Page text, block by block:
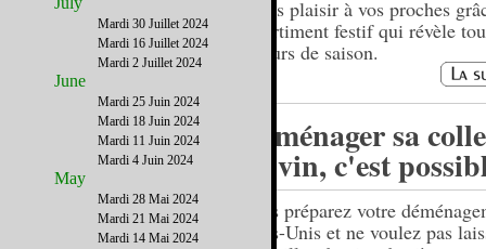
Faites plaisir à vos proches
assortiment festif qui révèle
saveurs de saison.
Déménager sa
de vin, c'est
Vous préparez votre
Etats-Unis et ne voulez pas
Mardi 30 Juillet 2024
Mardi 16 Juillet 2024
Mardi 2 Juillet 2024
June
Mardi 25 Juin 2024
Mardi 18 Juin 2024
Mardi 11 Juin 2024
Mardi 4 Juin 2024
May
Mardi 28 Mai 2024
Mardi 21 Mai 2024
Mardi 14 Mai 2024